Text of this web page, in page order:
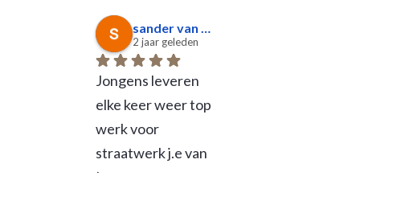
2 jaar geleden
Jongens leveren
elke keer weer top
werk voor
straatwerk j.e van
Laar.